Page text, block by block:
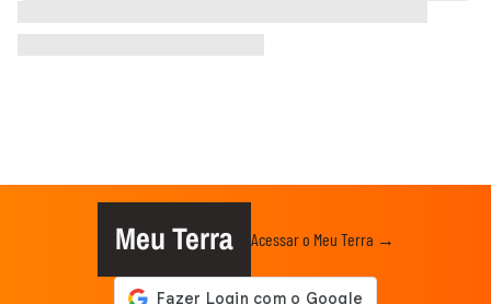
Meu Terra Acessar o Meu Terra →